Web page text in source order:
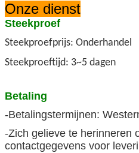
Onze dienst
Steekproef
Steekproefprijs: Onderhandel
Steekproeftijd: 3~5 dagen
Betaling
-Betalingstermijnen:
-Zich gelieve te herinneren
contactgegevens voor